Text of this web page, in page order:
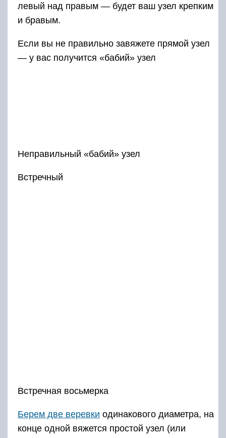
левый над правым — будет ваш узел крепким
и бравым.
Если вы не правильно завяжете прямой узел
— у вас получится «бабий» узел
Неправильный «бабий» узел
Встречный
Встречная восьмерка
Берем две веревки одинакового диаметра, на
конце одной вяжется простой узел (или